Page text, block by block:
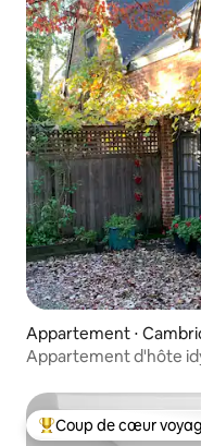
Appartement ⋅
Appartement d'hôte
Coups de cœur
Coup de cœur